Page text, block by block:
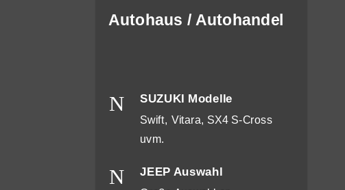
Autohaus / Autohandel
N SUZUKI Modelle
Swift, Vitara, SX4 S-Cross
uvm.
N JEEP Auswahl